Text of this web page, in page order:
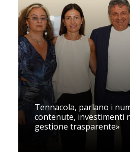
Tennacola, parlano i
contenute, investimenti
gestione trasparente»